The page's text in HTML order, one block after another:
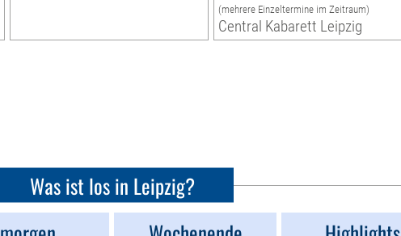
(mehrere Einzeltermine im Zeitraum)
Central Kabarett Leipzig
Was ist los in Leipzig?